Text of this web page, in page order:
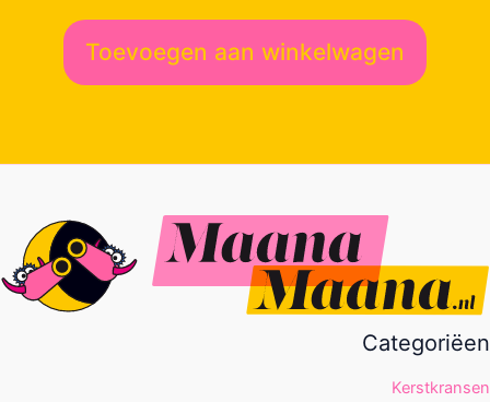
Toevoegen aan winkelwagen
Categoriëen
Kerstkransen